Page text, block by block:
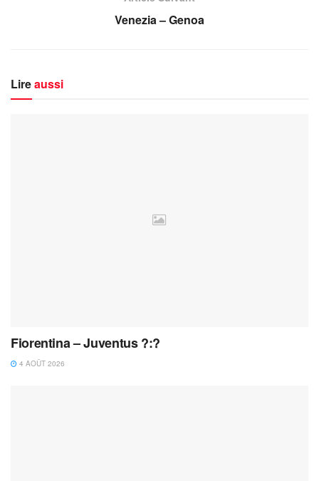
Venezia – Genoa
Lireaussi
Fiorentina – Juventus ?:?
4 AOÛT 2026